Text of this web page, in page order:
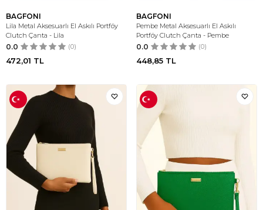
BAGFONI
Lila Metal Aksesuarlı El Askılı Portföy
Clutch Çanta - Lila
0.0 (0)
472,01 TL
BAGFONI
Pembe Metal Aksesuarlı El Askılı
Portföy Clutch Çanta - Pembe
0.0 (0)
448,85 TL